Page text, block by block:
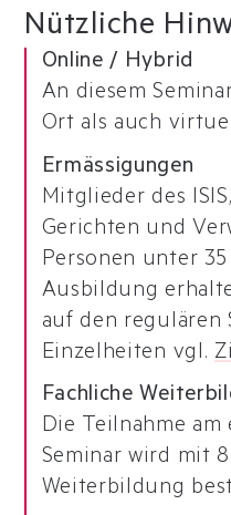
Nützliche
Online / Hybrid
An diesem
Ort als auch
Ermässigungen
Mitglieder des
Gerichten und
Personen unter
Ausbildung
auf den regulären
Einzelheiten vgl.
Fachliche
Die Teilnahme am
Seminar wird mit
Weiterbildung